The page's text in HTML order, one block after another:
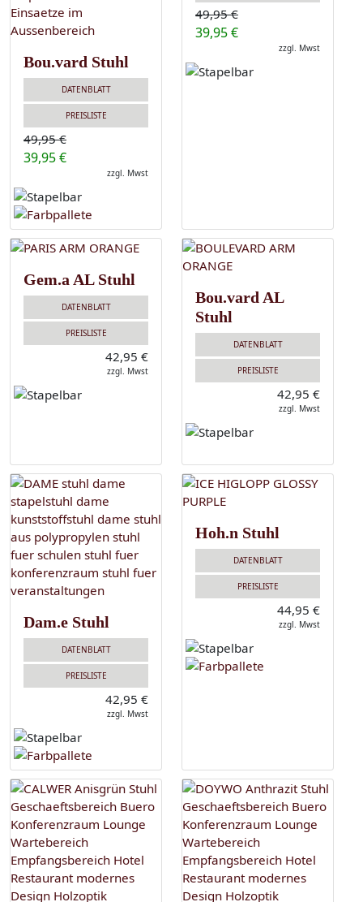
Bou.vard Stuhl
DATENBLATT
PREISLISTE
49,95 €
39,95 €
zzgl. Mwst
49,95 €
39,95 €
zzgl. Mwst
Gem.a AL Stuhl
DATENBLATT
PREISLISTE
42,95 €
zzgl. Mwst
Bou.vard AL
Stuhl
DATENBLATT
PREISLISTE
42,95 €
zzgl. Mwst
Dam.e Stuhl
DATENBLATT
PREISLISTE
42,95 €
zzgl. Mwst
Hoh.n Stuhl
DATENBLATT
PREISLISTE
44,95 €
zzgl. Mwst